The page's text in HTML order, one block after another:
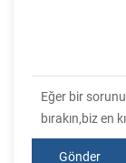
Eğer bir
bırakın,biz en